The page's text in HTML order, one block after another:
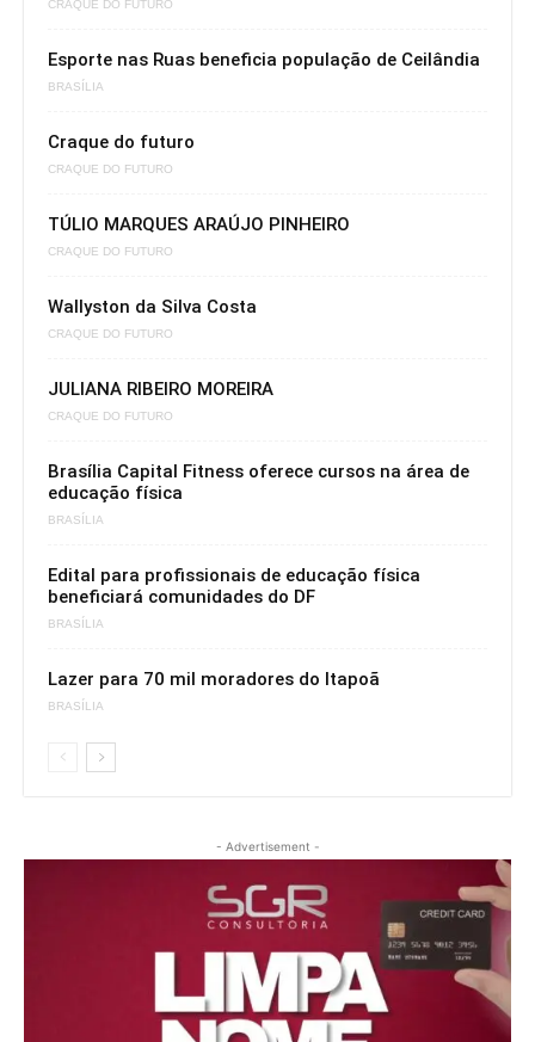
CRAQUE DO FUTURO
Esporte nas Ruas beneficia população de Ceilândia
BRASÍLIA
Craque do futuro
CRAQUE DO FUTURO
TÚLIO MARQUES ARAÚJO PINHEIRO
CRAQUE DO FUTURO
Wallyston da Silva Costa
CRAQUE DO FUTURO
JULIANA RIBEIRO MOREIRA
CRAQUE DO FUTURO
Brasília Capital Fitness oferece cursos na área de
educação física
BRASÍLIA
Edital para profissionais de educação física
beneficiará comunidades do DF
BRASÍLIA
Lazer para 70 mil moradores do Itapoã
BRASÍLIA
- Advertisement -